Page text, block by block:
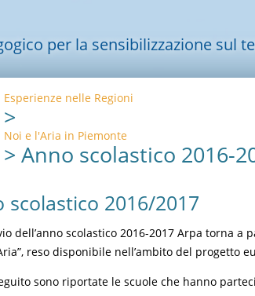
per la sensibilizzazione sul
Esperienze nelle Regioni
>
Noi e l'Aria in Piemonte
> Anno scolastico 2016-
scolastico 2016/2017
dell’anno scolastico 2016-2017 Arpa torna
reso disponibile nell’ambito del progetto
sono riportate le scuole che hanno